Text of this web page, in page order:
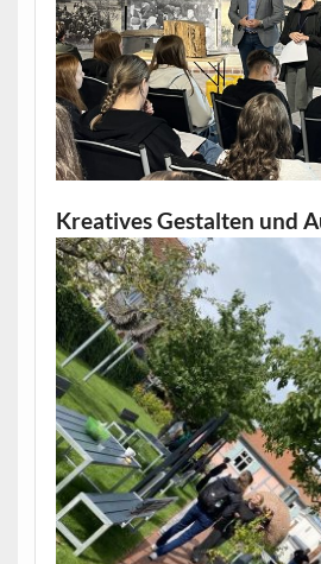
Kreatives Gestalten und